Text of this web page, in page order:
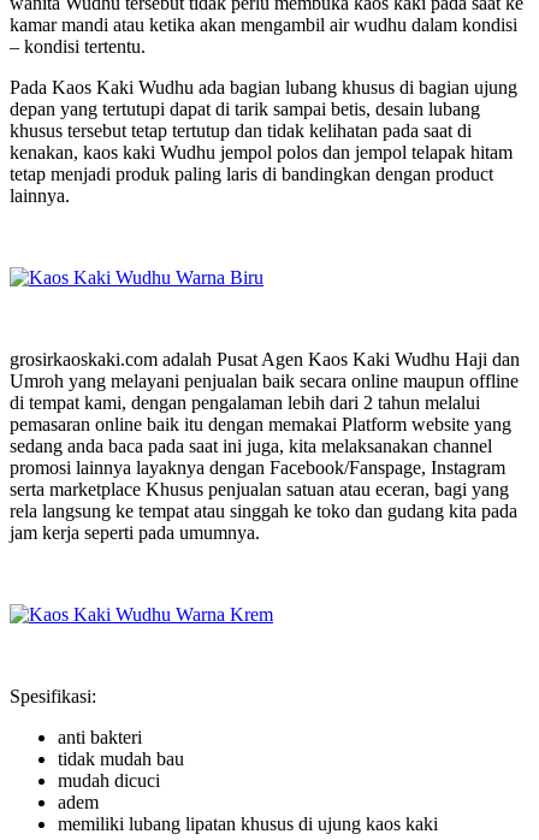
kamar mandi atau ketika akan mengambil air wudhu dalam kondisi
– kondisi tertentu.
Pada Kaos Kaki Wudhu ada bagian lubang khusus di bagian ujung
depan yang tertutupi dapat di tarik sampai betis, desain lubang
khusus tersebut tetap tertutup dan tidak kelihatan pada saat di
kenakan, kaos kaki Wudhu jempol polos dan jempol telapak hitam
tetap menjadi produk paling laris di bandingkan dengan product
lainnya.
grosirkaoskaki.com adalah Pusat Agen Kaos Kaki Wudhu Haji dan
Umroh yang melayani penjualan baik secara online maupun offline
di tempat kami, dengan pengalaman lebih dari 2 tahun melalui
pemasaran online baik itu dengan memakai Platform website yang
sedang anda baca pada saat ini juga, kita melaksanakan channel
promosi lainnya layaknya dengan Facebook/Fanspage, Instagram
serta marketplace Khusus penjualan satuan atau eceran, bagi yang
rela langsung ke tempat atau singgah ke toko dan gudang kita pada
jam kerja seperti pada umumnya.
Spesifikasi:
anti bakteri
tidak mudah bau
mudah dicuci
adem
memiliki lubang lipatan khusus di ujung kaos kaki